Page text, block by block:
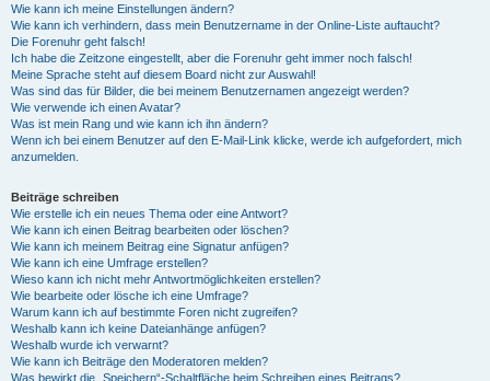
Wie kann ich meine Einstellungen ändern?
Wie kann ich verhindern, dass mein Benutzername in der Online-Liste auftaucht?
Die Forenuhr geht falsch!
Ich habe die Zeitzone eingestellt, aber die Forenuhr geht immer noch falsch!
Meine Sprache steht auf diesem Board nicht zur Auswahl!
Was sind das für Bilder, die bei meinem Benutzernamen angezeigt werden?
Wie verwende ich einen Avatar?
Was ist mein Rang und wie kann ich ihn ändern?
Wenn ich bei einem Benutzer auf den E-Mail-Link klicke, werde ich aufgefordert, mich
anzumelden.
Beiträge schreiben
Wie erstelle ich ein neues Thema oder eine Antwort?
Wie kann ich einen Beitrag bearbeiten oder löschen?
Wie kann ich meinem Beitrag eine Signatur anfügen?
Wie kann ich eine Umfrage erstellen?
Wieso kann ich nicht mehr Antwortmöglichkeiten erstellen?
Wie bearbeite oder lösche ich eine Umfrage?
Warum kann ich auf bestimmte Foren nicht zugreifen?
Weshalb kann ich keine Dateianhänge anfügen?
Weshalb wurde ich verwarnt?
Wie kann ich Beiträge den Moderatoren melden?
Was bewirkt die „Speichern“-Schaltfläche beim Schreiben eines Beitrags?